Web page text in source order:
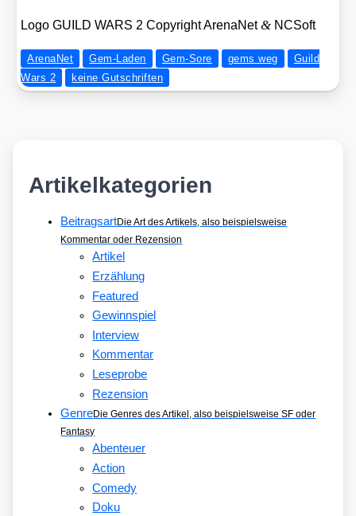
Logo GUILD WARS 2 Copy­right Aren­aNet& NCSoft
ArenaNet Gem-Laden Gem-Sore gems weg
Guild
Wars 2
keine Gutschriften
Artikelkategorien
BeitragsartDie Art des Artikels, also beispielsweise
Kommentar oder Rezension
Artikel
Erzählung
Featured
Gewinnspiel
Interview
Kommentar
Leseprobe
Rezension
GenreDie Genres des Artikel, also beispielsweise SF oder
Fantasy
Abenteuer
Action
Comedy
Doku